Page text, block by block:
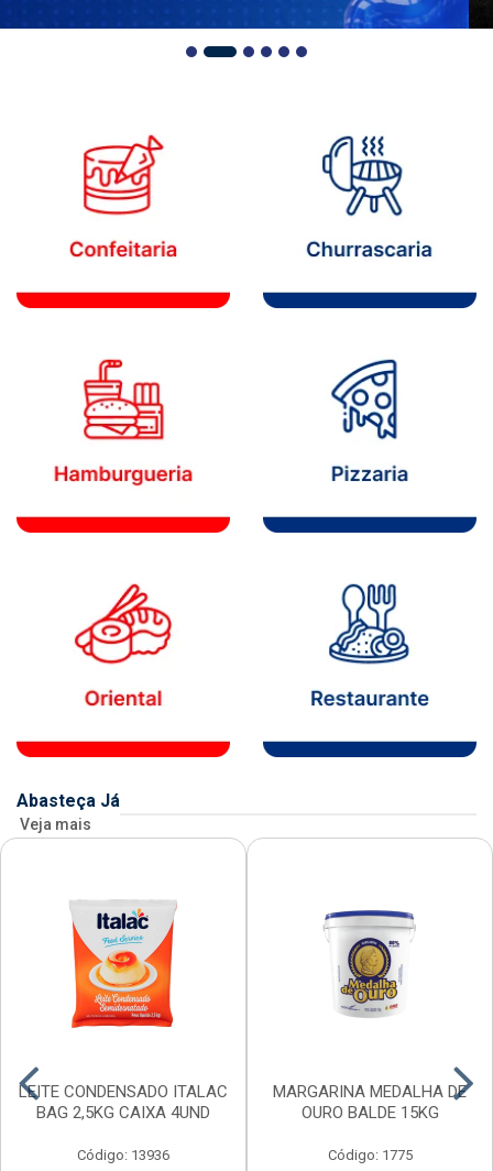
Abasteça Já
Veja mais
LEITE CONDENSADO ITALAC
BAG 2,5KG CAIXA 4UND
Código: 13936
MARGARINA MEDALHA DE
OURO BALDE 15KG
Código: 1775